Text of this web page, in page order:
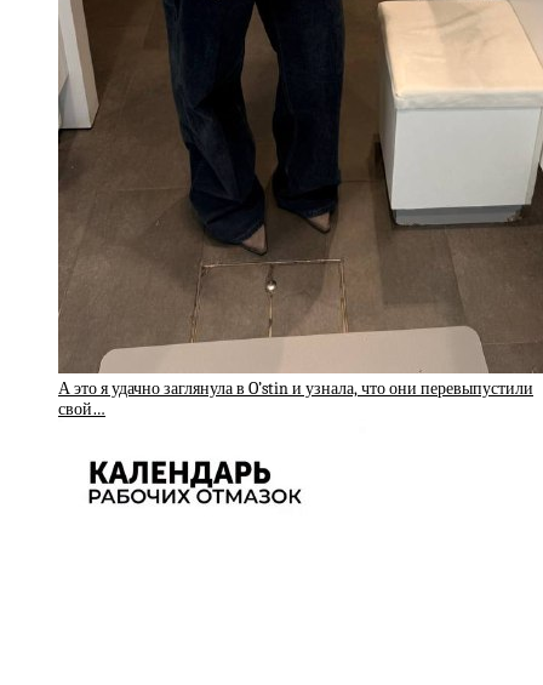
А это я удачно заглянула в O’stin и узнала, что они перевыпустили
свой…